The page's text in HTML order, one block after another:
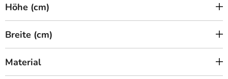
Höhe (cm)
Breite (cm)
Material